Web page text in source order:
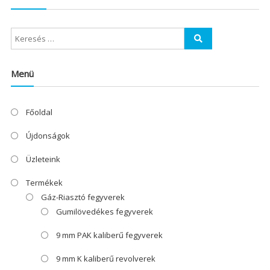
Menü
Főoldal
Újdonságok
Üzleteink
Termékek
Gáz-Riasztó fegyverek
Gumilövedékes fegyverek
9 mm PAK kaliberű fegyverek
9 mm K kaliberű revolverek